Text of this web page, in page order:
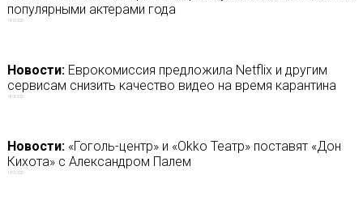
популярными актерами года
14/12/2020
Новости:Еврокомиссия предложила Netflix и другим
сервисам снизить качество видео на время карантина
18/03/2020
Новости:«Гоголь-центр» и «Okko Театр» поставят «Дон
Кихота» с Александром Палем
19/01/2020